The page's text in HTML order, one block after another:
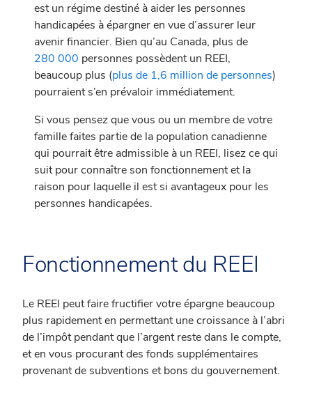
est un régime destiné à aider les personnes
handicapées à épargner en vue d’assurer leur
avenir financier. Bien qu’au Canada, plus de
280 000 personnes possèdent un REEI,
beaucoup plus (plus de 1,6 million de personnes)
pourraient s’en prévaloir immédiatement.
Si vous pensez que vous ou un membre de votre
famille faites partie de la population canadienne
qui pourrait être admissible à un REEI, lisez ce qui
suit pour connaître son fonctionnement et la
raison pour laquelle il est si avantageux pour les
personnes handicapées.
Fonctionnement du REEI
Le REEI peut faire fructifier votre épargne beaucoup
plus rapidement en permettant une croissance à l’abri
de l’impôt pendant que l’argent reste dans le compte,
et en vous procurant des fonds supplémentaires
provenant de subventions et bons du gouvernement.